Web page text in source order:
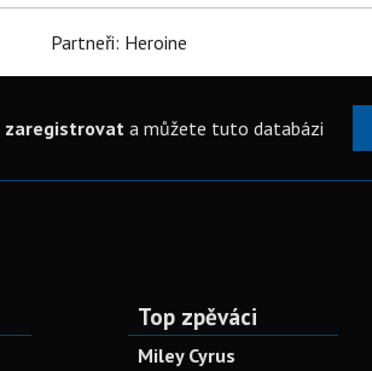
Partneři: Heroine
zaregistrovata můžete tuto databázi
Top zpěváci
Miley Cyrus